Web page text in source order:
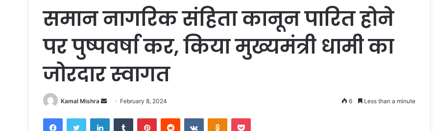
समान नागरिक संहिता कानून पारित होने
पर पुष्पवर्षा कर, किया मुख्यमंत्री धामी का
जोरदार स्वागत
Kamal Mishra
Send February 8, 2024 6 Less than a minute
FacebookTwitter LinkedInTumblr PinterestReddit VKontakteOdnoklassniki
Pocket